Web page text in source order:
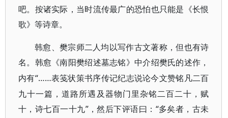
吧。按诸实际，当时流传最广的恐怕也只能是《长恨
歌》等诗章。
韩愈、樊宗师二人均以写作古文著称，但也有诗
名。韩愈《南阳樊绍述墓志铭》中介绍樊氏的述作，
内有“……表笺状策书序传记纪志说论今文赞铭凡二百
九十一篇，道路所遇及器物门里杂铭二百二十，赋
十，诗七百一十九”，然后下评语曰：“多矣者，古未